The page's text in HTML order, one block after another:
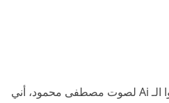
عبقرية أنكم أستخدمتوا الـ Ai لصوت مصطفى محمود، أني